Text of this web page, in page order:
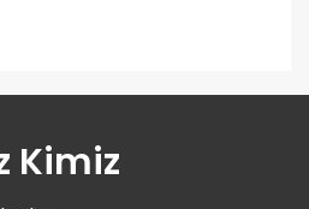
Kimiz